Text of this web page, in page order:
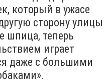
который в ужасе
сторону улицы
шпица, теперь
играет
даже с большими